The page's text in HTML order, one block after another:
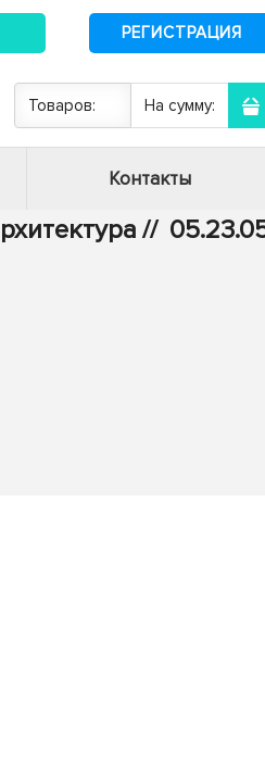
РЕГИСТРАЦИЯ
Товаров: На сумму:
Контакты
//